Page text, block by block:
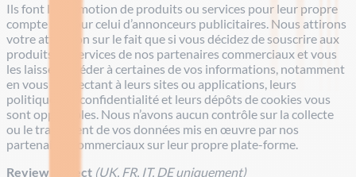
Ils font la promotion de produits ou services pour leur propre
compte ou pour celui d’annonceurs publicitaires. Nous attirons
votre attention sur le fait que si vous décidez de souscrire aux
produits ou services de nos partenaires commerciaux et vous
les laissez accéder à certaines de vos informations, notamment
en vous connectant à leurs sites ou applications, leurs
politiques de confidentialité et leurs dépôts de cookies vous
sont opposables. Nous n’avons aucun contrôle sur la collecte
ou le traitement de vos données mis en œuvre par nos
partenaires commerciaux sur leur propre plate-forme.
Review Collect (UK, FR, IT, DE uniquement)